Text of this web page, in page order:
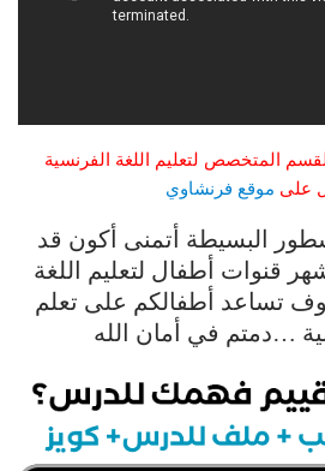
المتخصص لتعليم اللغة الفرنسية
على موقع فرنشاوي
البسيطة أتمنى أكون قد
قنوات أطفال لتعليم اللغة
تساعد أطفالكم على تعلم
…دمتم في أمان الله